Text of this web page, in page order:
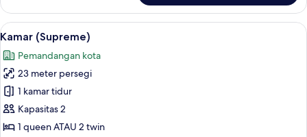
Melia
Room,
Room,
Twin
Beds
(3)
Lihat
semua
foto
untuk
Kamar
(Supreme)
Bantalan ekstra lembut, brankas,
3
Kamar (Supreme)
Pemandangan kota
23 meter persegi
1 kamar tidur
Kapasitas 2
1 queen ATAU 2 twin